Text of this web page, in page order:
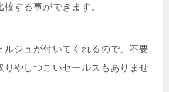
する事ができます。
ルジュが付いてくれるので、不要
りやしつこいセールスもありませ